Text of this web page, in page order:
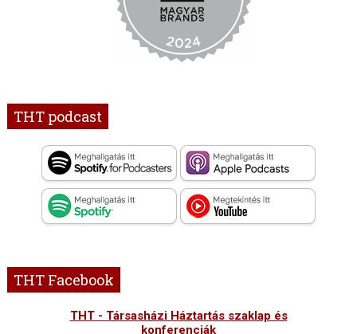
THT podcast
THT Facebook
THT - Társasházi Háztartás szaklap és
konferenciák